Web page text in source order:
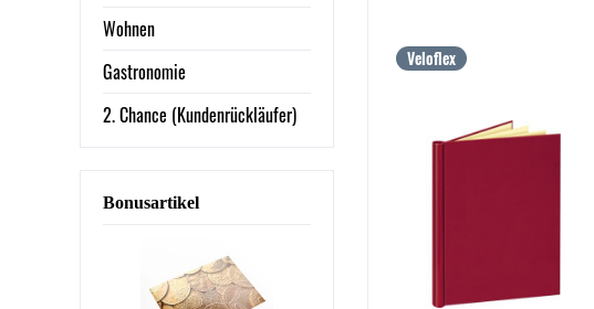
Wohnen
Gastronomie
2. Chance (Kundenrückläufer)
Bonusartikel
Veloflex